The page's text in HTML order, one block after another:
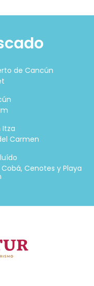
de Cancún
Itza
Carmen
Cenotes y Playa